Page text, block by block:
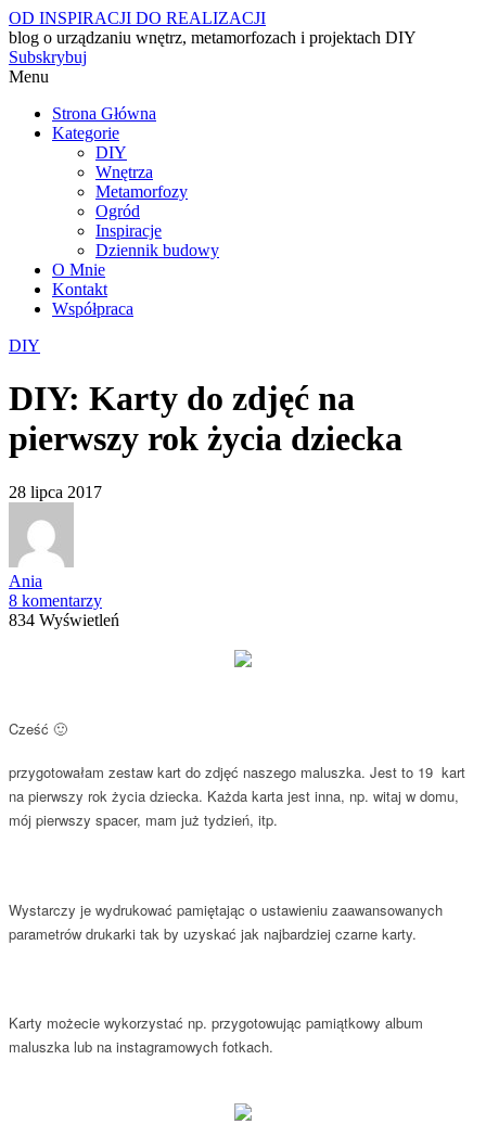
OD INSPIRACJI DO REALIZACJI
blog o urządzaniu wnętrz, metamorfozach i projektach DIY
Subskrybuj
Menu
Strona Główna
Kategorie
DIY
Wnętrza
Metamorfozy
Ogród
Inspiracje
Dziennik budowy
O Mnie
Kontakt
Współpraca
DIY
DIY: Karty do zdjęć na
pierwszy rok życia dziecka
28 lipca 2017
Ania
8 komentarzy
834 Wyświetleń
Cześć 🙂
przygotowałam zestaw kart do zdjęć naszego maluszka. Jest to 19 kart
na pierwszy rok życia dziecka. Każda karta jest inna, np. witaj w domu,
mój pierwszy spacer, mam już tydzień, itp.
Wystarczy je wydrukować pamiętając o ustawieniu zaawansowanych
parametrów drukarki tak by uzyskać jak najbardziej czarne karty.
Karty możecie wykorzystać np. przygotowując pamiątkowy album
maluszka lub na instagramowych fotkach.